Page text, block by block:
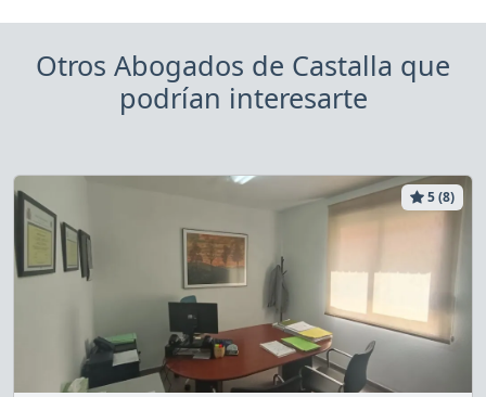
Otros Abogados de Castalla que
podrían interesarte
5 (8)